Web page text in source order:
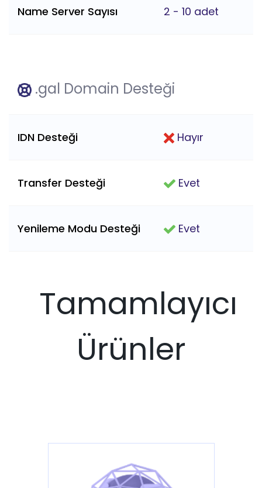
Name Server Sayısı 2 - 10 adet
.gal Domain Desteği
IDN Desteği Hayır
Transfer Desteği Evet
Yenileme Modu Desteği Evet
Tamamlayıcı
Ürünler